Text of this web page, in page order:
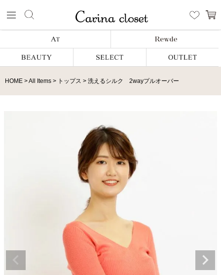
HOME All Items トップス 洗えるシルク 2wayプルオーバー